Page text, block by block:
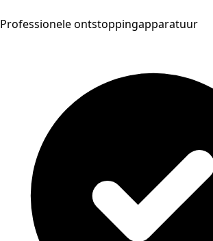
Professionele ontstoppingapparatuur